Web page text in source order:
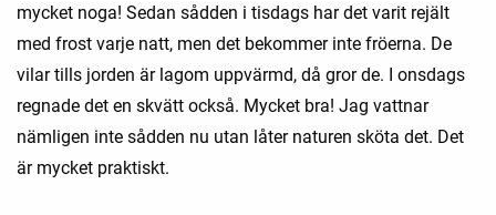
mycket noga! Sedan sådden i tisdags har det varit rejält
med frost varje natt, men det bekommer inte fröerna. De
vilar tills jorden är lagom uppvärmd, då gror de. I onsdags
regnade det en skvätt också. Mycket bra! Jag vattnar
nämligen inte sådden nu utan låter naturen sköta det. Det
är mycket praktiskt.